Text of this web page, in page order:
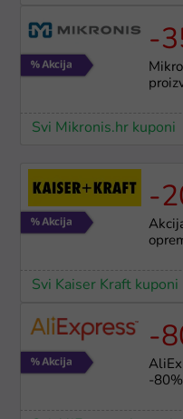
-
Svi Mikronis.hr kuponi
-
Svi Kaiser Kraft kuponi
-
-80%